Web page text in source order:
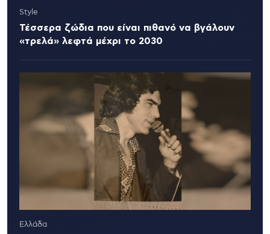
Style
Τέσσερα ζώδια που είναι πιθανό να βγάλουν
«τρελά» λεφτά μέχρι το 2030
Ελλάδα